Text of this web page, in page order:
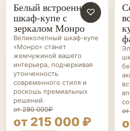
ШКАФЫ-
КУПЕ НА ЗАКАЗ
♡
Белый встроенный
шкаф-купе с
зеркалом Монро
Великолепный шкаф-купе
«Монро» станет
жемчужиной вашего
интерьера, подчеркивая
утонченность
современного стиля и
роскошь премиальных
решений.
от 280 000₽
от 215 000 ₽